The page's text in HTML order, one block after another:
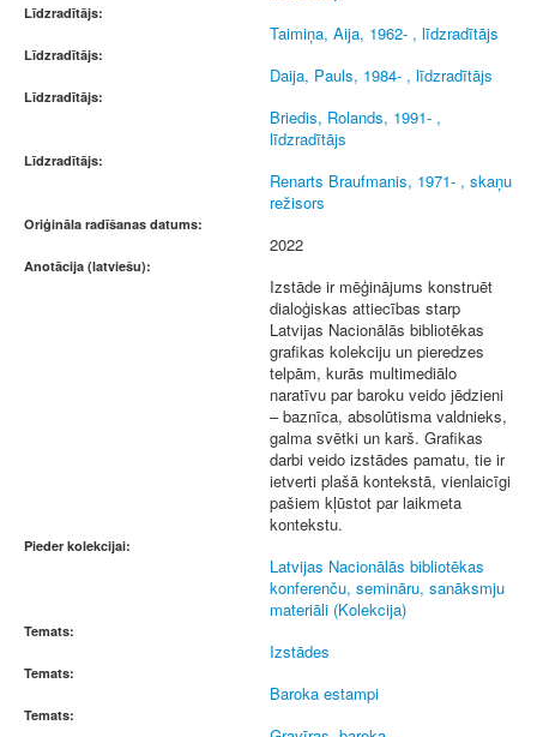
Līdzradītājs:
Taimiņa, Aija, 1962- , līdzradītājs
Līdzradītājs:
Daija, Pauls, 1984- , līdzradītājs
Līdzradītājs:
Briedis, Rolands, 1991- ,
līdzradītājs
Līdzradītājs:
Renarts Braufmanis, 1971- , skaņu
režisors
Oriģināla radīšanas datums:
2022
Anotācija (latviešu):
Izstāde ir mēģinājums konstruēt
dialoģiskas attiecības starp
Latvijas Nacionālās bibliotēkas
grafikas kolekciju un pieredzes
telpām, kurās multimediālo
naratīvu par baroku veido jēdzieni
– baznīca, absolūtisma valdnieks,
galma svētki un karš. Grafikas
darbi veido izstādes pamatu, tie ir
ietverti plašā kontekstā, vienlaicīgi
pašiem kļūstot par laikmeta
kontekstu.
Pieder kolekcijai:
Latvijas Nacionālās bibliotēkas
konferenču, semināru, sanāksmju
materiāli (Kolekcija)
Temats:
Izstādes
Temats:
Baroka estampi
Temats: